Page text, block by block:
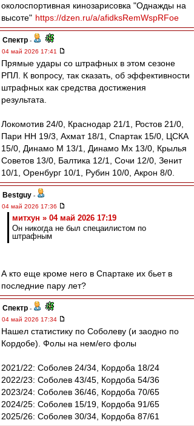
околоспортивная кинозарисовка "Однажды на
высоте" https://dzen.ru/a/afidksRemWspRFoe
Спектр -
04 май 2026 17:41
Прямые удары со штрафных в этом сезоне
РПЛ. К вопросу, так сказать, об эффективности
штрафных как средства достижения
результата.
Локомотив 24/0, Краснодар 21/1, Ростов 21/0,
Пари НН 19/3, Ахмат 18/1, Спартак 15/0, ЦСКА
15/0, Динамо М 13/1, Динамо Мх 13/0, Крылья
Советов 13/0, Балтика 12/1, Сочи 12/0, Зенит
10/1, Оренбург 10/1, Рубин 10/0, Акрон 8/0.
Bestguy -
04 май 2026 17:36
митхун » 04 май 2026 17:19
Он никогда не был спецаилистом по
штрафным
А кто еще кроме него в Спартаке их бьет в
последние пару лет?
Спектр -
04 май 2026 17:34
Нашел статистику по Соболеву (и заодно по
Кордобе). Фолы на нем/его фолы
2021/22: Соболев 24/34, Кордоба 18/24
2022/23: Соболев 43/45, Кордоба 54/36
2023/24: Соболев 36/46, Кордоба 70/65
2024/25: Соболев 15/19, Кордоба 91/65
2025/26: Соболев 30/34, Кордоба 87/61